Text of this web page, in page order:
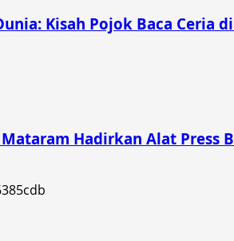
Kisah Pojok Baca Ceria
Hadirkan Alat Press